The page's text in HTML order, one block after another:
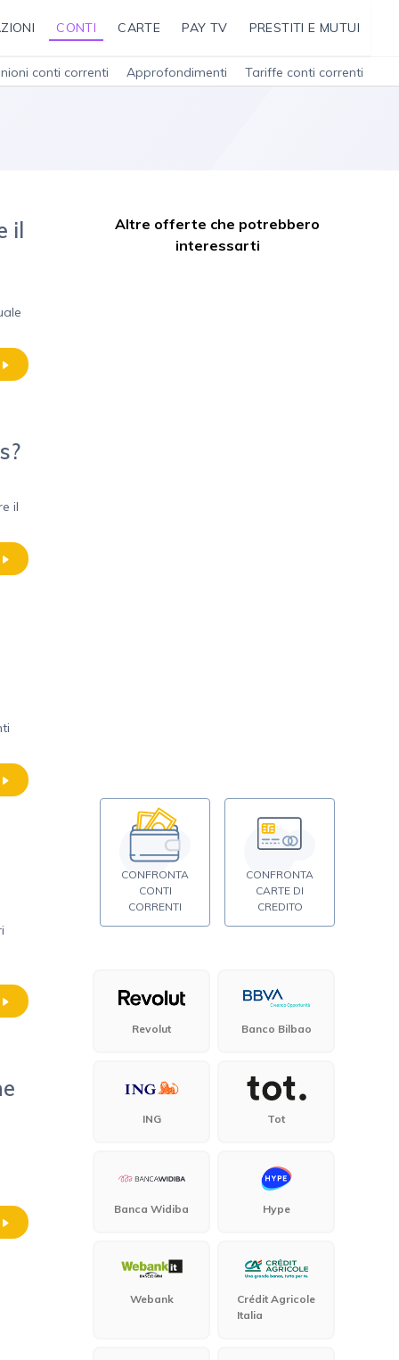
CONTI CARTE PAY TV PRESTITI E MUTUI
conti correnti Approfondimenti Tariffe conti correnti
il
il
Altre offerte che potrebbero
interessarti
CONFRONTA
CONTI
CORRENTI
CONFRONTA
CARTE DI
CREDITO
Revolut Banco Bilbao
ING Tot
Banca Widiba Hype
Webank
Crédit Agricole
Italia